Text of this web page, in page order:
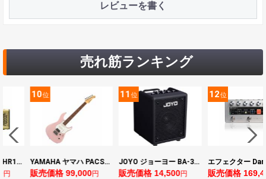
レビューを書く
売れ筋ランキング
ヤマハ YAMAHA THR10II 小型ギターアンプ
10 位
YAMAHA ヤマハ PACS+12 ASP Pacifica Standard Plus パシフィカスタンダードプラス エレキギター
販売価格 99,000円
11 位
JOYO ジョーヨー BA-30 VIBE CUBE BLK 30W 小型ベースアンプ Bluetooth+OTGオーディオI/F搭載
販売価格 14,500円
12 位
販売価格 169,400